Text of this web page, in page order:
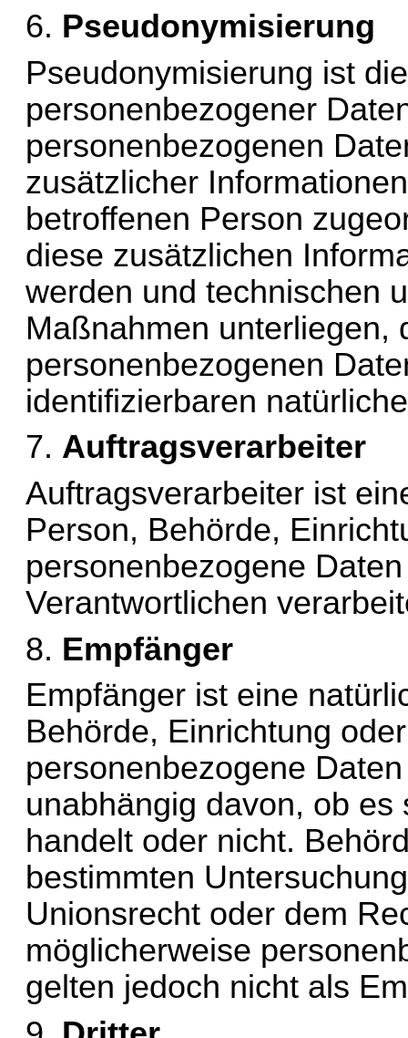
6. Pseudonymisierung
Pseudonymisierung ist
personenbezogener
personenbezogenen
zusätzlicher
betroffenen Person
diese zusätzlichen
werden und technischen
Maßnahmen unterliegen,
personenbezogenen
identifizierbaren
7. Auftragsverarbeiter
Auftragsverarbeiter ist
Person, Behörde,
personenbezogene
Verantwortlichen
8. Empfänger
Empfänger ist eine
Behörde, Einrichtung
personenbezogene
unabhängig davon, ob
handelt oder nicht.
bestimmten
Unionsrecht oder dem
möglicherweise
gelten jedoch nicht als